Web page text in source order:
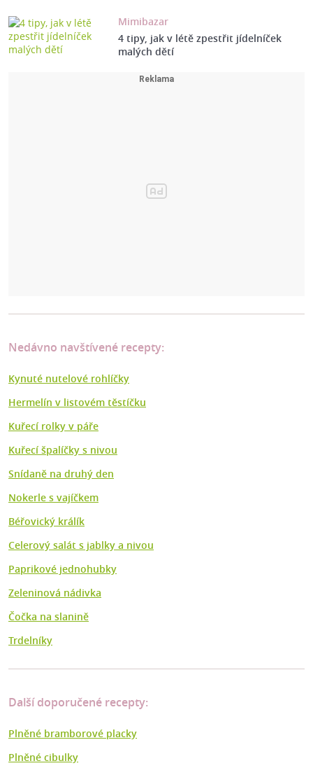
Mimibazar
4 tipy, jak v létě zpestřit jídelníček
malých dětí
Nedávno navštívené recepty:
Kynuté nutelové rohlíčky
Hermelín v listovém těstíčku
Kuřecí rolky v páře
Kuřecí špalíčky s nivou
Snídaně na druhý den
Nokerle s vajíčkem
Béřovický králík
Celerový salát s jablky a nivou
Paprikové jednohubky
Zeleninová nádivka
Čočka na slanině
Trdelníky
Další doporučené recepty:
Plněné bramborové placky
Plněné cibulky